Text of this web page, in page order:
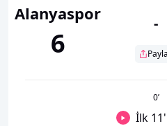
Alanyaspor
6
-
0’
İlk